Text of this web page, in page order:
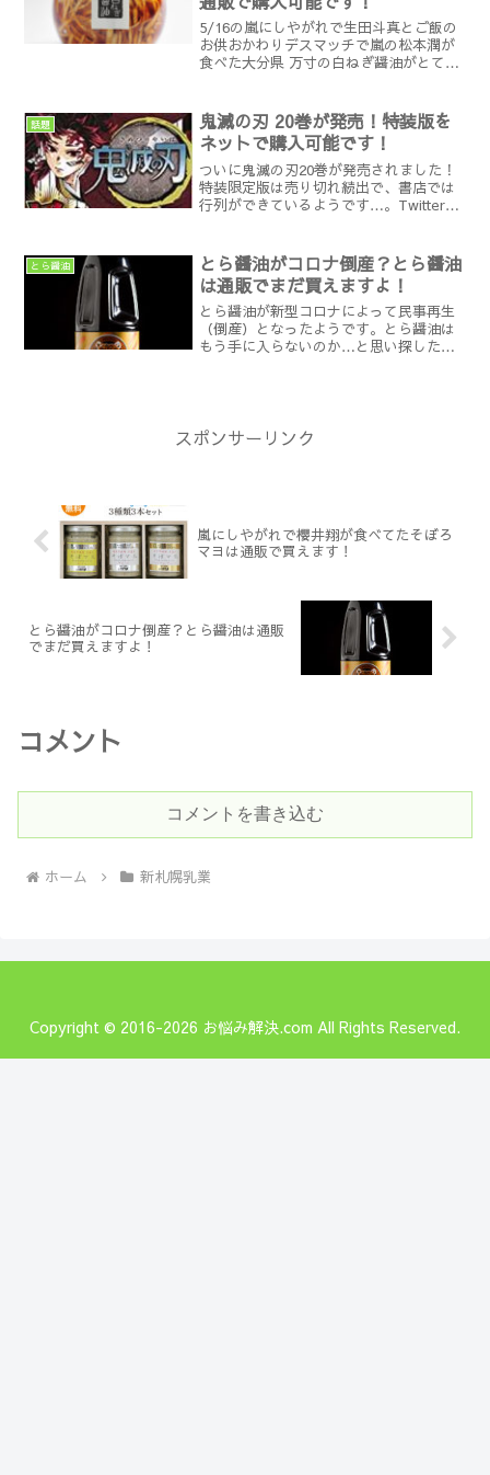
5/16の嵐にしやがれで生田斗真とご飯の
お供おかわりデスマッチで嵐の松本潤が
食べた大分県 万寸の白ねぎ醤油がとても
り楽天市場で購入できます！まで飛んで
ください！Twit...
話題
鬼滅の刃 20巻が発売！特装版を
ネットで購入可能です！
ついに鬼滅の刃20巻が発売されました！
特装限定版は売り切れ続出で、書店では
行列ができているようです…。Twitterの
終わるの？現代って何？単行本は21巻が7
月...
とら醤油
とら醤油がコロナ倒産？とら醤油
は通販でまだ買えますよ！
とら醤油が新型コロナによって民事再生
（倒産）となったようです。とら醤油は
もう手に入らないのか…と思い探したと
スポンサーリンク
嵐にしやがれで櫻井翔が食べてたそぼろ
マヨは通販で買えます！
とら醤油がコロナ倒産？とら醤油は通販
でまだ買えますよ！
コメント
コメントを書き込む
ホーム 新札幌乳業
Copyright © 2016-2026 お悩み解決.com All Rights Reserved.